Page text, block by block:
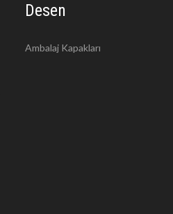
Desen
Ambalaj Kapakları